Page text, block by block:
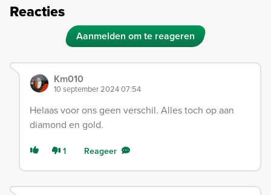
Reacties
Aanmelden om te reageren
Km010
10 september 2024 07:54
Helaas voor ons geen verschil. Alles toch op aan
diamond en gold.
1 Reageer